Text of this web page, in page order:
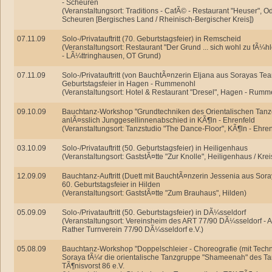
- Scheuren
(Veranstaltungsort: Traditions - CafÃ© - Restaurant "Heuser",
Scheuren [Bergisches Land / Rheinisch-Bergischer Kreis])
07.11.09
Solo-/Privatauftritt (70. Geburtstagsfeier) in Remscheid
(Veranstaltungsort: Restaurant "Der Grund ... sich wohl zu
- LÃ¼ttringhausen, OT Grund)
07.11.09
Solo-/Privatauftritt (von BauchtÃ¤nzerin Eljana aus Sorayas
Geburtstagsfeier in Hagen - Rummenohl
(Veranstaltungsort: Hotel & Restaurant "Dresel", Hagen -
09.10.09
Bauchtanz-Workshop "Grundtechniken des Orientalischen
anlÃ¤sslich Junggesellinnenabschied in KÃ¶ln - Ehrenfeld
(Veranstaltungsort: Tanzstudio "The Dance-Floor", KÃ¶ln -
03.10.09
Solo-/Privatauftritt (50. Geburtstagsfeier) in Heiligenhaus
(Veranstaltungsort: GaststÃ¤tte "Zur Knolle", Heiligenhaus /
12.09.09
Bauchtanz-Auftritt (Duett mit BauchtÃ¤nzerin Jessenia aus
60. Geburtstagsfeier in Hilden
(Veranstaltungsort: GaststÃ¤tte "Zum Brauhaus", Hilden)
05.09.09
Solo-/Privatauftritt (50. Geburtstagsfeier) in DÃ¼sseldorf
(Veranstaltungsort: Vereinsheim des ART 77/90 DÃ¼sseldorf -
Rather Turnverein 77/90 DÃ¼sseldorf e.V.)
05.08.09
Bauchtanz-Workshop "Doppelschleier - Choreografie (mit
Soraya fÃ¼r die orientalische Tanzgruppe "Shameenah" des
TÃ¶nisvorst 86 e.V.